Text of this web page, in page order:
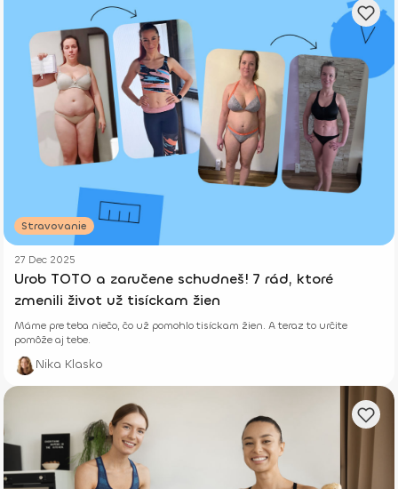
Stravovanie
27 Dec 2025
Urob TOTO a zaručene schudneš! 7 rád, ktoré
zmenili život už tisíckam žien
Máme pre teba niečo, čo už pomohlo tisíckam žien. A teraz to určite
pomôže aj tebe.
Nika Klasko